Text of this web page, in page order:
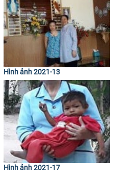
Hình ảnh 2021-13
Hình ảnh 2021-17